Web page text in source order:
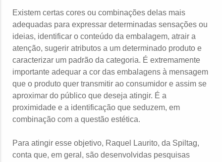
Existem certas cores ou combinações delas mais
adequadas para expressar determinadas sensações ou
ideias, identificar o conteúdo da embalagem, atrair a
atenção, sugerir atributos a um determinado produto e
caracterizar um padrão da categoria. É extremamente
importante adequar a cor das embalagens à mensagem
que o produto quer transmitir ao consumidor e assim se
aproximar do público que deseja atingir. É a
proximidade e a identificação que seduzem, em
combinação com a questão estética.
Para atingir esse objetivo, Raquel Laurito, da Spiltag,
conta que, em geral, são desenvolvidas pesquisas